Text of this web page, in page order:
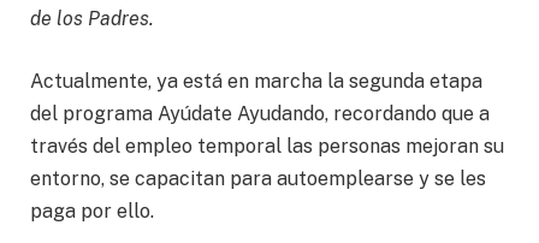
de los Padres.
Actualmente, ya está en marcha la segunda etapa
del programa Ayúdate Ayudando, recordando que a
través del empleo temporal las personas mejoran su
entorno, se capacitan para autoemplearse y se les
paga por ello.